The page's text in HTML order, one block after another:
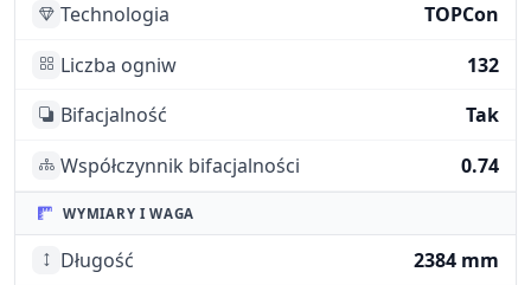
Technologia
TOPCon
Liczba ogniw
132
Bifacjalność
Tak
Współczynnik bifacjalności
0.74
WYMIARY I WAGA
Długość
2384 mm